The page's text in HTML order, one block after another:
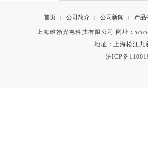
首页 | 公司简介 | 公司新闻 | 产品
上海维翰光电科技有限公司 网址：
地址：上海松江九
沪ICP备